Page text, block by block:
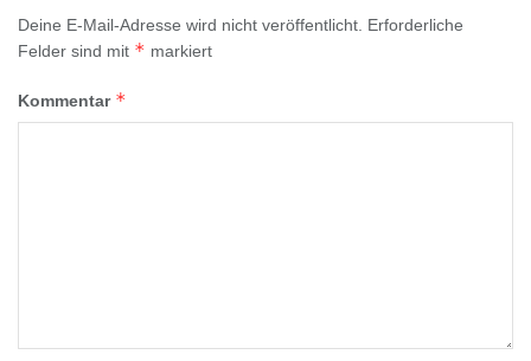
Deine E-Mail-Adresse wird nicht veröffentlicht. Erforderliche
Felder sind mit * markiert
Kommentar *